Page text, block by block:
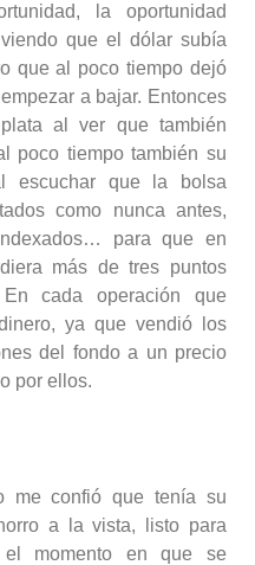
la oportunidad
que el dólar subía
que al poco tiempo dejó
a bajar. Entonces
al ver que también
poco tiempo también su
escuchar que la bolsa
como nunca antes,
para que en
más de tres puntos
En cada operación que
ya que vendió los
del fondo a un precio
por ellos.
me confió que tenía su
a la vista, listo para
momento en que se